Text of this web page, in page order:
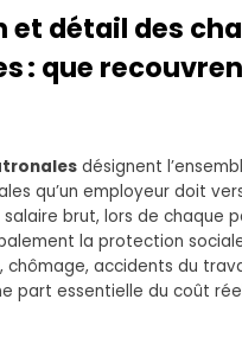
et détail des
: que
désignent
qu’un employeur doit
brut, lors de chaque
la protection
chômage, accidents du
part essentielle du coût réel